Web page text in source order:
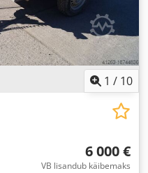
1 / 10
6 000 €
VB lisandub käibemaks